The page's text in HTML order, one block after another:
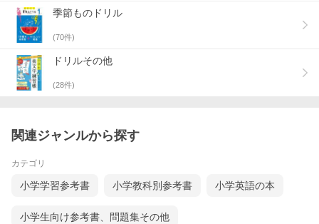
季節ものドリル
(70件)
ドリルその他
(28件)
関連ジャンルから探す
カテゴリ
小学学習参考書 小学教科別参考書 小学英語の本
小学生向け参考書、問題集その他